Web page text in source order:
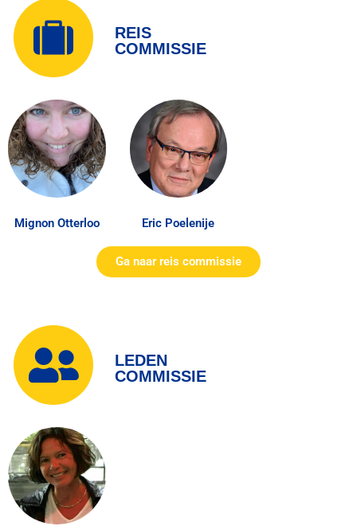
REIS
COMMISSIE
Mignon Otterloo Eric Poelenije
Ga naar reis commissie
LEDEN
COMMISSIE